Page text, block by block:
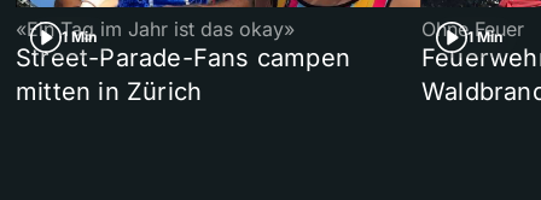
1 Min
«Ein Tag im Jahr ist das okay»
Street-Parade-Fans campen
mitten in Zürich
1 Min
Ohne Feuer